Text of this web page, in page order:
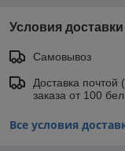
Условия доставки
Самовывоз
Доставка
заказа от 100
Все условия